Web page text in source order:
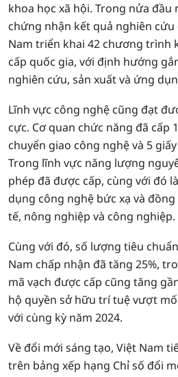
khoa học xã hội. Trong nửa đầu
chứng nhận kết quả nghiên cứu
Nam triển khai 42 chương trình
cấp quốc gia, với định hướng
nghiên cứu, sản xuất và ứng
Lĩnh vực công nghệ cũng đạt
cực. Cơ quan chức năng đã cấp
chuyển giao công nghệ và 5
Trong lĩnh vực năng lượng
phép đã được cấp, cùng với đó
dụng công nghệ bức xạ và
tế, nông nghiệp và công nghiệp.
Cùng với đó, số lượng tiêu
Nam chấp nhận đã tăng 25%,
mã vạch được cấp cũng tăng
hộ quyền sở hữu trí tuệ vượt
với cùng kỳ năm 2024.
Về đổi mới sáng tạo, Việt Nam
trên bảng xếp hạng Chỉ số đổi